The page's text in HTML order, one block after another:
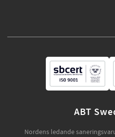
ABT
Nordens ledande